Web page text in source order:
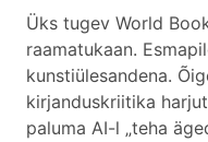
Üks tugev World
raamatukaan.
kunstiülesandena.
kirjanduskriitika
paluma AI-l „teha